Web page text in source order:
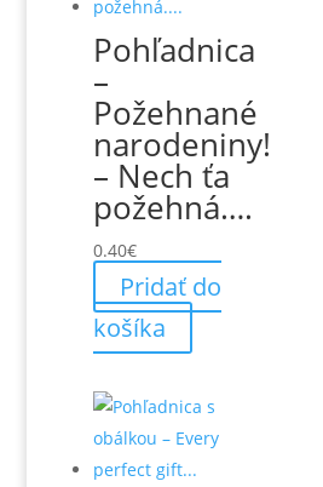
Pohľadnica
–
Požehnané
narodeniny!
– Nech ťa
požehná….
0.40€
Pridať do
košíka